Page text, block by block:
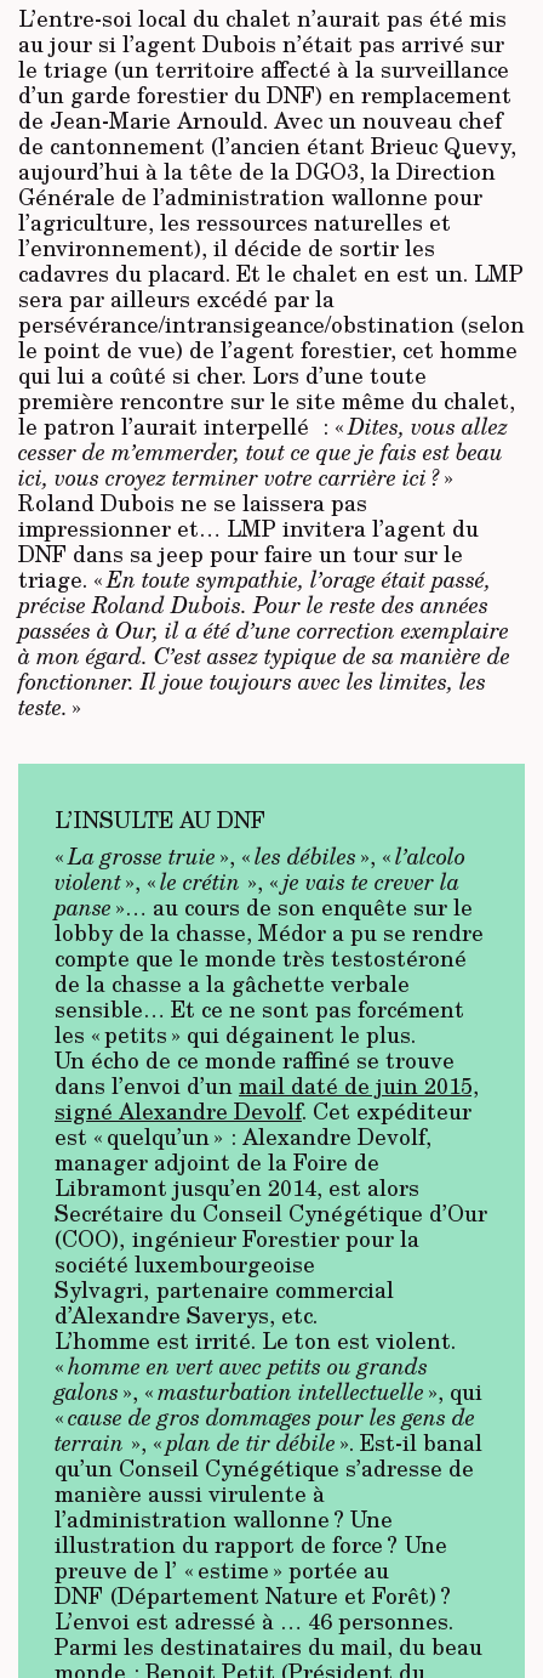
L’entre-soi local du chalet n’aurait pas été mis
au jour si l’agent Dubois n’était pas arrivé sur
le triage (un territoire affecté à la surveillance
d’un garde forestier du DNF) en remplacement
de Jean-Marie Arnould. Avec un nouveau chef
de cantonnement (l’ancien étant Brieuc Quevy,
aujourd’hui à la tête de la DGO3, la Direction
Générale de l’administration wallonne pour
l’agriculture, les ressources naturelles et
l’environnement), il décide de sortir les
cadavres du placard. Et le chalet en est un. LMP
sera par ailleurs excédé par la
persévérance/intransigeance/obstination (selon
le point de vue) de l’agent forestier, cet homme
qui lui a coûté si cher. Lors d’une toute
première rencontre sur le site même du chalet,
le patron l’aurait interpellé ​ : «Dites, vous allez
cesser de m’emmerder, tout ce que je fais est beau
ici, vous croyez terminer votre carrière ici ?»
Roland Dubois ne se laissera pas
impressionner et… LMP invitera l’agent du
DNF dans sa jeep pour faire un tour sur le
triage. «En toute sympathie, l’orage était passé,
précise Roland Dubois. Pour le reste des années
passées à Our, il a été d’une correction exemplaire
à mon égard. C’est assez typique de sa manière de
fonctionner. Il joue toujours avec les limites, les
teste. »
L’INSULTE AU DNF
«La grosse truie», «les débiles», «l’alcolo
violent», «le crétin », «je vais te crever la
panse»… au cours de son enquête sur le
lobby de la chasse, Médor a pu se rendre
compte que le monde très testostéroné
de la chasse a la gâchette verbale
sensible… Et ce ne sont pas forcément
les « petits » qui dégainent le plus.
Un écho de ce monde raffiné se trouve
dans l’envoi d’unmail daté de juin 2015,
signé Alexandre Devolf. Cet expéditeur
est « quelqu’un » : Alexandre Devolf,
manager adjoint de la Foire de
Libramont jusqu’en 2014, est alors
Secrétaire du Conseil Cynégétique d’Our
(COO), ingénieur Forestier pour la
société luxembourgeoise
Sylvagri, partenaire commercial
d’Alexandre Saverys, etc.
L’homme est irrité. Le ton est violent.
«homme en vert avec petits ou grands
galons», «masturbation intellectuelle», qui
«cause de gros dommages pour les gens de
terrain », «plan de tir débile». Est-il banal
qu’un Conseil Cynégétique s’adresse de
manière aussi virulente à
l’administration wallonne ? Une
illustration du rapport de force ? Une
preuve de l’ « estime » portée au
DNF (Département Nature et Forêt) ?
L’envoi est adressé à … 46 personnes.
Parmi les destinataires du mail, du beau
monde : Benoit Petit (Président du